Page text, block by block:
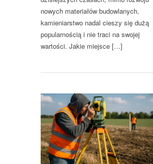
nowych materiałów budowlanych,
kamieniarstwo nadal cieszy się dużą
popularnością i nie traci na swojej
wartości. Jakie miejsce […]